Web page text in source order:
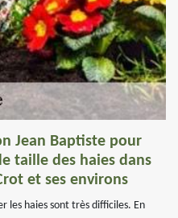
Jean Baptiste pour
taille des haies dans
et ses environs
les haies sont très difficiles. En